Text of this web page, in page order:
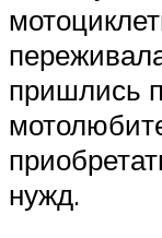
пришлись
нужд.